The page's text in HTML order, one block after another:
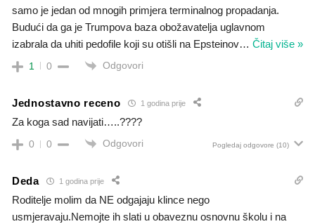
samo je jedan od mnogih primjera terminalnog propadanja.
Budući da ga je Trumpova baza obožavatelja uglavnom
izabrala da uhiti pedofile koji su otišli na Epsteinov… Čitaj više »
1 0 Odgovori
Jednostavno receno 1 godina prije
Za koga sad navijati…..????
0 0 Odgovori Pogledaj odgovore (10)
Deda 1 godina prije
Roditelje molim da NE odgajaju klince nego
usmjeravaju.Nemojte ih slati u obaveznu osnovnu školu i na